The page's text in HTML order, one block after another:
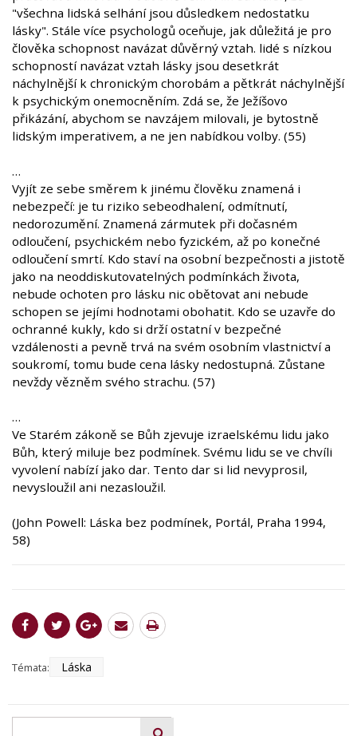
"všechna lidská selhání jsou důsledkem nedostatku
lásky". Stále více psychologů oceňuje, jak důležitá je pro
člověka schopnost navázat důvěrný vztah. lidé s nízkou
schopností navázat vztah lásky jsou desetkrát
náchylnější k chronickým chorobám a pětkrát náchylnější
k psychickým onemocněním. Zdá se, že Ježíšovo
přikázání, abychom se navzájem milovali, je bytostně
lidským imperativem, a ne jen nabídkou volby. (55)
…
Vyjít ze sebe směrem k jinému člověku znamená i
nebezpečí: je tu riziko sebeodhalení, odmítnutí,
nedorozumění. Znamená zármutek při dočasném
odloučení, psychickém nebo fyzickém, až po konečné
odloučení smrtí. Kdo staví na osobní bezpečnosti a jistotě
jako na neoddiskutovatelných podmínkách života,
nebude ochoten pro lásku nic obětovat ani nebude
schopen se jejími hodnotami obohatit. Kdo se uzavře do
ochranné kukly, kdo si drží ostatní v bezpečné
vzdálenosti a pevně trvá na svém osobním vlastnictví a
soukromí, tomu bude cena lásky nedostupná. Zůstane
nevždy vězněm svého strachu. (57)
…
Ve Starém zákoně se Bůh zjevuje izraelskému lidu jako
Bůh, který miluje bez podmínek. Svému lidu se ve chvíli
vyvolení nabízí jako dar. Tento dar si lid nevyprosil,
nevysloužil ani nezasloužil.
(John Powell: Láska bez podmínek, Portál, Praha 1994,
58)
Témata: Láska